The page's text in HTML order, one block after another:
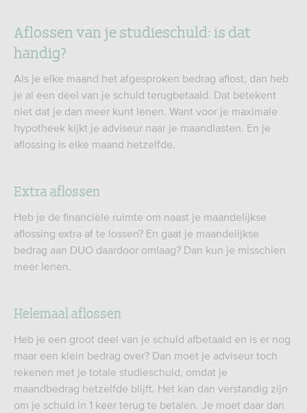
Aflossen van je studieschuld: is dat
handig?
Als je elke maand het afgesproken bedrag aflost, dan heb
je al een deel van je schuld terugbetaald. Dat betekent
niet dat je dan meer kunt lenen. Want voor je maximale
hypotheek kijkt je adviseur naar je maandlasten. En je
aflossing is elke maand hetzelfde.
Extra aflossen
Heb je de financiële ruimte om naast je maandelijkse
aflossing extra af te lossen? En gaat je maandelijkse
bedrag aan DUO daardoor omlaag? Dan kun je misschien
meer lenen.
Helemaal aflossen
Heb je een groot deel van je schuld afbetaald en is er nog
maar een klein bedrag over? Dan moet je adviseur toch
rekenen met je totale studieschuld, omdat je
maandbedrag hetzelfde blijft. Het kan dan verstandig zijn
om je schuld in 1 keer terug te betalen. Je moet daar dan